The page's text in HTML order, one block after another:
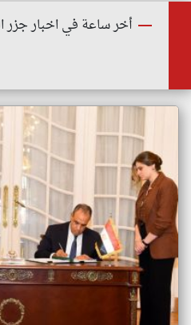
أخر ساعة في اخبار جزر